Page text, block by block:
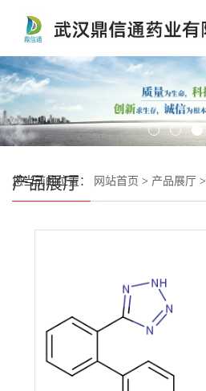
产品展厅
您当前的位置： 网站首页 > 产品展厅 >